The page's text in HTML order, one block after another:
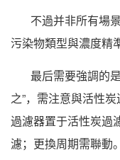
不過并非所有場
污染物類型與濃度精
最后需要強調的
之”，需注意與活性
過濾器置于活性炭過
濾；更換周期需聯動